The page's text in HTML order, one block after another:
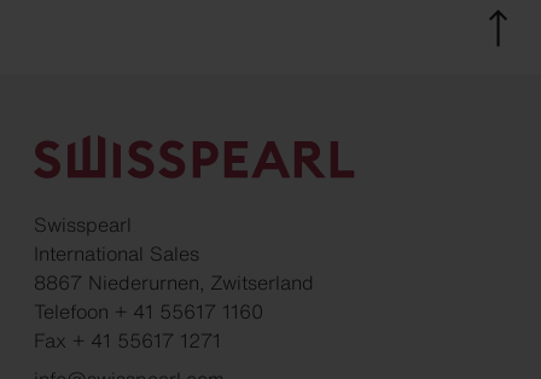
Swisspearl
International Sales
8867 Niederurnen, Zwitserland
Telefoon + 41 55617 1160
Fax + 41 55617 1271